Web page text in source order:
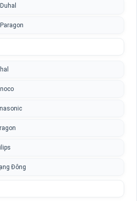
Đông